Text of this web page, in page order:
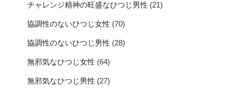
チャレンジ精神の旺盛なひつじ男性 (21)
協調性のないひつじ女性 (70)
協調性のないひつじ男性 (28)
無邪気なひつじ女性 (64)
無邪気なひつじ男性 (27)